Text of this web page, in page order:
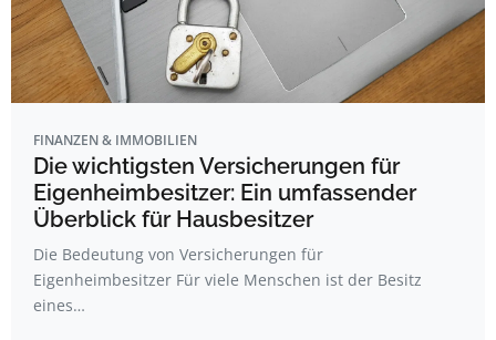
FINANZEN & IMMOBILIEN
Die wichtigsten Versicherungen für
Eigenheimbesitzer: Ein umfassender
Überblick für Hausbesitzer
Die Bedeutung von Versicherungen für
Eigenheimbesitzer Für viele Menschen ist der Besitz
eines…